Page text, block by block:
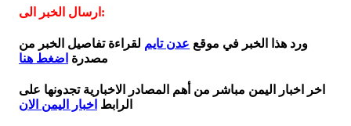
ارسال الخبر الى:
ورد هذا الخبر في موقع عدن تايم لقراءة تفاصيل الخبر من
مصدرة اضغط هنا
اخر اخبار اليمن مباشر من أهم المصادر الاخبارية تجدونها على
الرابط اخبار اليمن الان